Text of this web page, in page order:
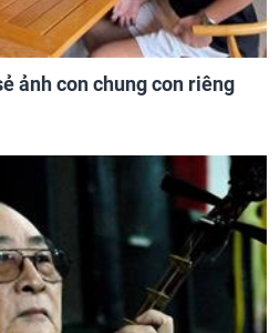
ảnh con chung con riêng